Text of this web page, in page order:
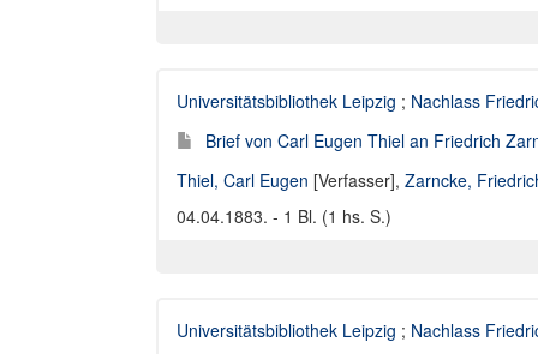
Universitätsbibliothek Leipzig ; Nachlass
Brief von Carl Eugen Thiel an Friedrich
Thiel, Carl Eugen [Verfasser], Zarncke,
04.04.1883. - 1 Bl. (1 hs. S.)
Universitätsbibliothek Leipzig ; Nachlass